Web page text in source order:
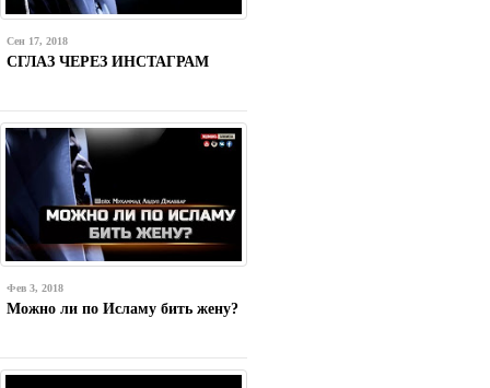
Сен 17, 2018
СГЛАЗ ЧЕРЕЗ ИНСТАГРАМ
Фев 3, 2018
Можно ли по Исламу бить жену?